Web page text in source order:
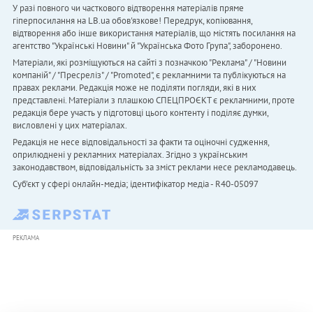
У разі повного чи часткового відтворення матеріалів пряме
гіперпосилання на LB.ua обов'язкове! Передрук, копіювання,
відтворення або інше використання матеріалів, що містять посилання на
агентство "Українськi Новини" й "Українська Фото Група", заборонено.
Матеріали, які розміщуються на сайті з позначкою "Реклама" / "Новини
компаній" / "Пресреліз" / "Promoted", є рекламними та публікуються на
правах реклами. Редакція може не поділяти погляди, які в них
представлені. Матеріали з плашкою СПЕЦПРОЄКТ є рекламними, проте
редакція бере участь у підготовці цього контенту і поділяє думки,
висловлені у цих матеріалах.
Редакція не несе відповідальності за факти та оціночні судження,
оприлюднені у рекламних матеріалах. Згідно з українським
законодавством, відповідальність за зміст реклами несе рекламодавець.
Cуб'єкт у сфері онлайн-медіа; ідентифікатор медіа - R40-05097
РЕКЛАМА